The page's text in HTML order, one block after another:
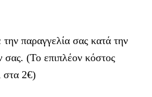
παραγγελία σας κατά την
(Το επιπλέον κόστος
στα 2€)